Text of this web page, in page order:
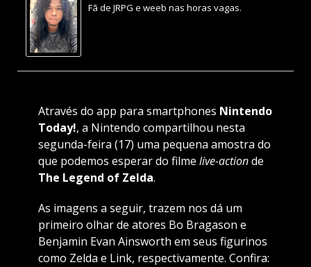
Fã de JRPG e weeb nas horas vagas.
Através do app para smartphones Nintendo
Today!, a Nintendo compartilhou nesta
segunda-feira (17) uma pequena amostra do
que podemos esperar do filme live-actionde
The Legend of Zelda.
As imagens a seguir, trazem nos dá um
primeiro olhar de atores Bo Bragason e
Benjamin Evan Ainsworth em seus figurinos
como Zelda e Link, respectivamente. Confira: